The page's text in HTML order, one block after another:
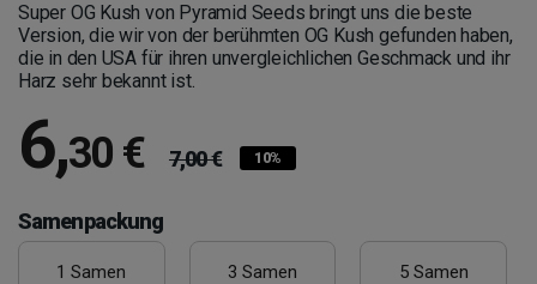
Super OG Kush von Pyramid Seeds bringt uns die beste
Version, die wir von der berühmten OG Kush gefunden haben,
die in den USA für ihren unvergleichlichen Geschmack und ihr
Harz sehr bekannt ist.
6,30 € 7,00 € 10%
Samenpackung
1 Samen 3 Samen 5 Samen